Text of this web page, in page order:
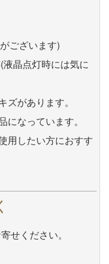
ございます)
晶点灯時には気に
があります。
なっています。
用したい方におすす
せください。